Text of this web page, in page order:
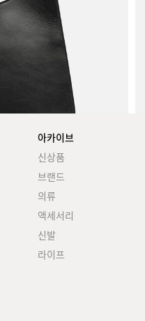
아카이브
신상품
브랜드
의류
액세서리
신발
라이프